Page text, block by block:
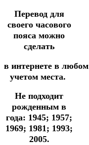
Перевод для
своего часового
пояса можно
сделать
в интернете в любом
учетом места.
Не подходит
рожденным в
года: 1945; 1957;
1969; 1981; 1993;
2005.